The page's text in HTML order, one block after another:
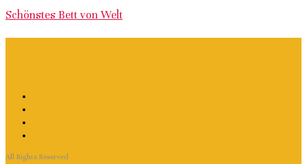
Schönstes Bett von Welt
All Rights Reserved